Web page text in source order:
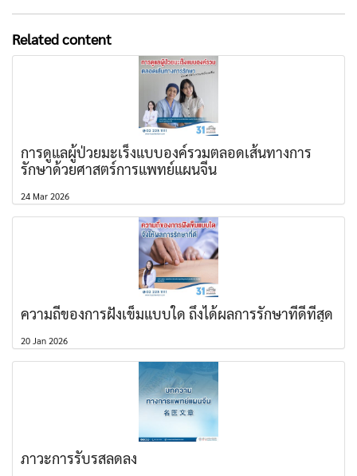
Related content
การดูแลผู้ป่วยมะเร็งแบบองค์รวมตลอดเส้นทางการ
รักษาด้วยศาสตร์การแพทย์แผนจีน
24 Mar 2026
ความถี่ของการฝังเข็มแบบใด ถึงได้ผลการรักษาที่ดีที่สุด
20 Jan 2026
ภาวะการรับรสลดลง